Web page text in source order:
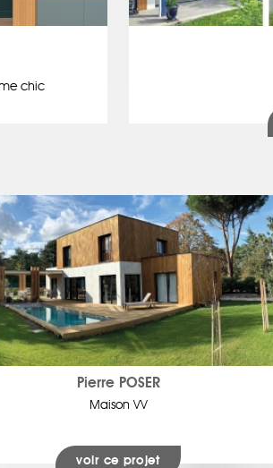
chic
Pierre POSER
Maison VV
voir ce projet